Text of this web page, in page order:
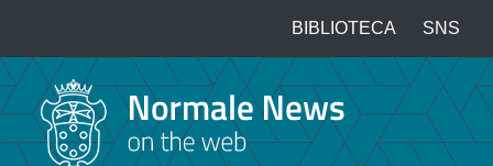
contenuto
principale
Top
menu
BIBLIOTECA SNS